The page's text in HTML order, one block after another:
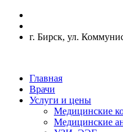
г. Бирск, ул.
Главная
Врачи
Услуги и цены
Медицинские
Медицинские